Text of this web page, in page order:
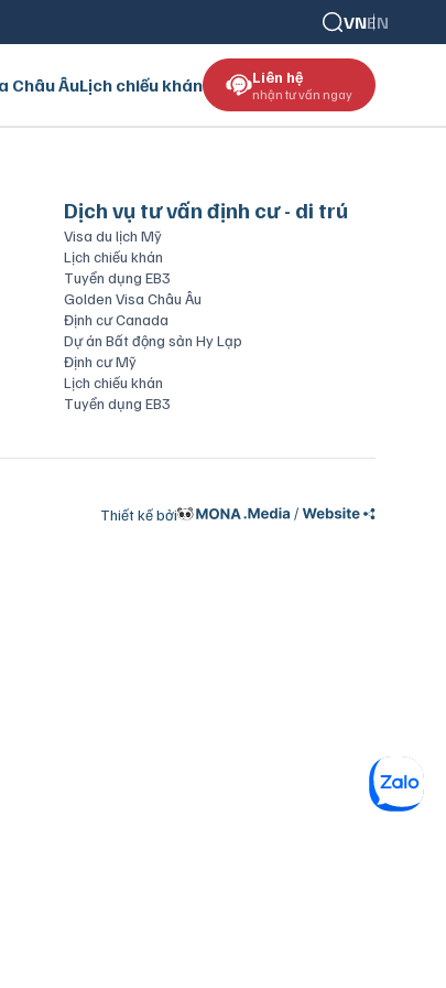
VNEN
Châu ÂuLịch chiếu khán Liên hệ
nhận tư vấn ngay
Dịch vụ tư vấn định cư - di trú
Visa du lịch Mỹ
Lịch chiếu khán
Tuyển dụng EB3
Golden Visa Châu Âu
Định cư Canada
Dự án Bất động sản Hy Lạp
Định cư Mỹ
Lịch chiếu khán
Tuyển dụng EB3
Thiết kế bởi